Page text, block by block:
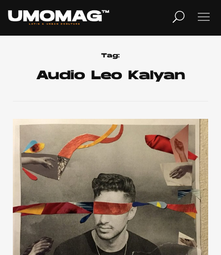
Home
Cover Story
Publicidad
Contacto
Tag:
Audio Leo Kalyan